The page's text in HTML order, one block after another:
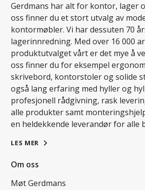
Gerdmans har alt for kontor, lager
oss finner du et stort utvalg av
kontormøbler. Vi har dessuten 70
lagerinnredning. Med over 16 000
produktutvalget vårt er det mye å
oss finner du for eksempel
skrivebord, kontorstoler og solide
også lang erfaring med hyller og
profesjonell rådgivning, rask
alle produkter samt
en heldekkende leverandør for alle
LES MER
Om oss
Møt Gerdmans